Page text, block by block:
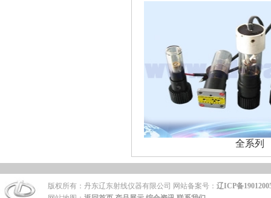
全系列
版权所有：丹东辽东射线仪器有限公司 网站备案号： 辽ICP备